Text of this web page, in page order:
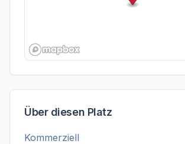
Über diesen Platz
Kommerziell